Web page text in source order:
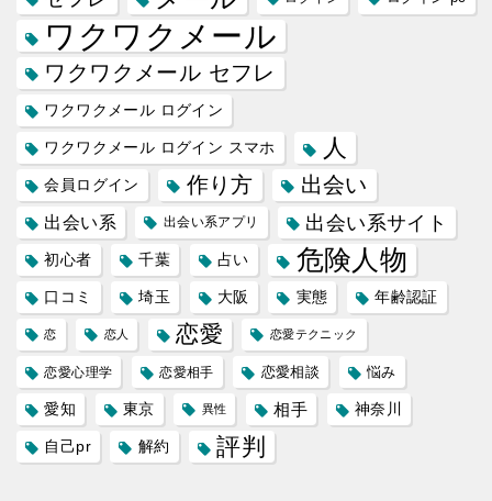
ワクワクメール
ワクワクメール セフレ
ワクワクメール ログイン
ワクワクメール ログイン スマホ 人
会員ログイン 作り方 出会い
出会い系 出会い系アプリ 出会い系サイト
初心者 千葉 占い 危険人物
口コミ 埼玉 大阪 実態 年齢認証
恋 恋人 恋愛 恋愛テクニック
恋愛心理学 恋愛相手 恋愛相談 悩み
愛知 東京 異性 相手 神奈川
自己pr 解約 評判